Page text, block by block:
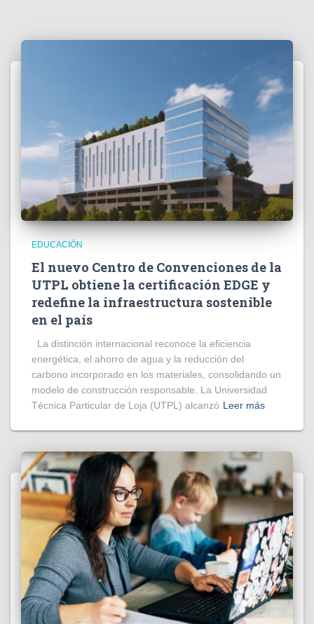
EDUCACIÓN
El nuevo Centro de Convenciones de la
UTPL obtiene la certificación EDGE y
redefine la infraestructura sostenible
en el país
La distinción internacional reconoce la eficiencia
energética, el ahorro de agua y la reducción del
carbono incorporado en los materiales, consolidando un
modelo de construcción responsable. La Universidad
Técnica Particular de Loja (UTPL) alcanzó Leer más